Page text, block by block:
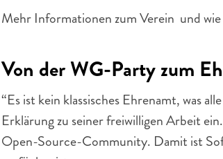
Mehr Informationen zum Verein  und
Von der WG-Party zum
“Es ist kein klassisches Ehrenamt, was
Erklärung zu seiner freiwilligen Arbeit
Open-Source-Community. Damit ist